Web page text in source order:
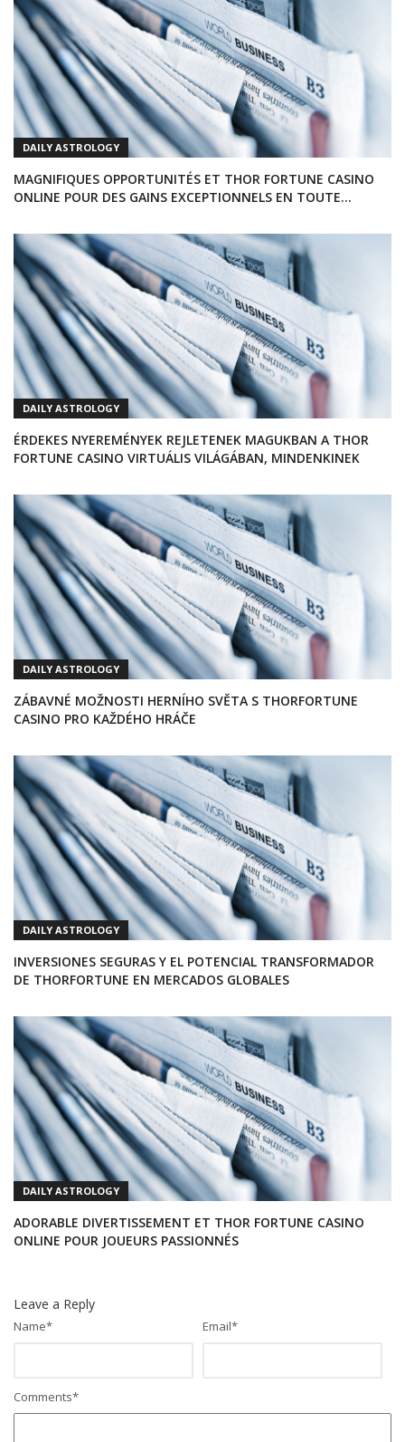
DAILY ASTROLOGY
MAGNIFIQUES OPPORTUNITÉS ET THOR FORTUNE CASINO
ONLINE POUR DES GAINS EXCEPTIONNELS EN TOUTE
DAILY ASTROLOGY
ÉRDEKES NYEREMÉNYEK REJLETENEK MAGUKBAN A THOR
FORTUNE CASINO VIRTUÁLIS VILÁGÁBAN, MINDENKINEK
DAILY ASTROLOGY
ZÁBAVNÉ MOŽNOSTI HERNÍHO SVĚTA S THORFORTUNE
CASINO PRO KAŽDÉHO HRÁČE
DAILY ASTROLOGY
INVERSIONES SEGURAS Y EL POTENCIAL TRANSFORMADOR
DE THORFORTUNE EN MERCADOS GLOBALES
DAILY ASTROLOGY
ADORABLE DIVERTISSEMENT ET THOR FORTUNE CASINO
ONLINE POUR JOUEURS PASSIONNÉS
Leave a Reply
Name* Email*
Comments*